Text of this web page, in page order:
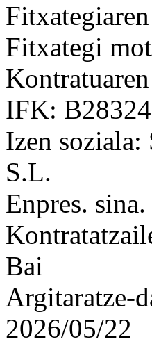
Fitxategi
IFK:
Izen
S.L.
Enpres.
Bai
Argitaratze-
2026/05/22